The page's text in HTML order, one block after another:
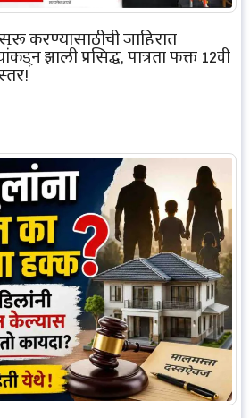
करण्यासाठीची जाहिरात
झाली प्रसिद्ध, पात्रता फक्त 12वी